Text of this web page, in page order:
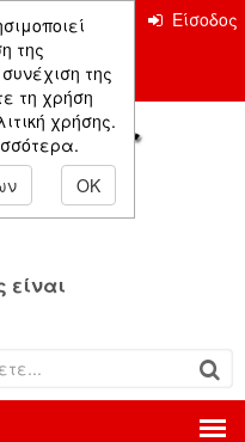
της
της
τη χρήση
χρήσης.
OK
Επικοινωνία
Είσοδος
είναι